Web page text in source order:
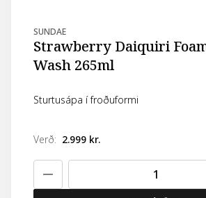
SUNDAE
Strawberry Daiquiri
Wash 265ml
Sturtusápa í froðuformi
Verð: 2.999 kr.